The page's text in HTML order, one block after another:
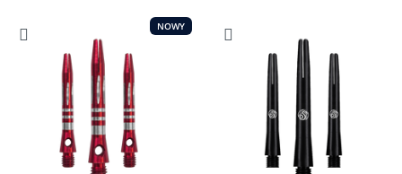
NOWY